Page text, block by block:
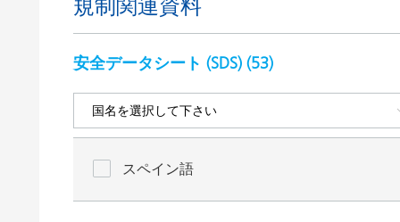
規制関連資料
安全データシート (SDS) (53)
スペイン語